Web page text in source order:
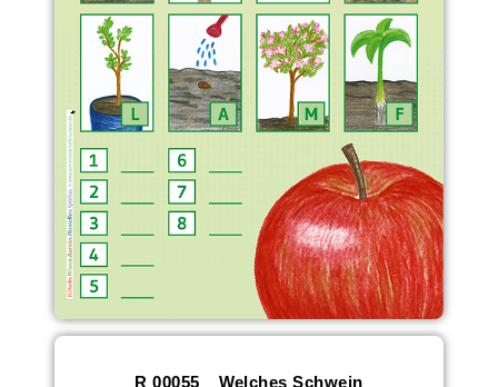
R 00055__Welches Schwein